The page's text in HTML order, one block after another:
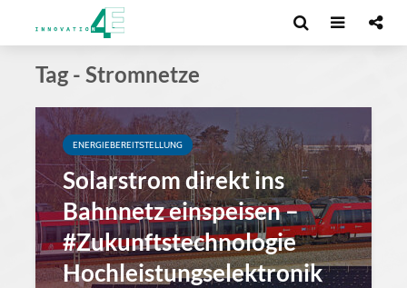
Tag - Stromnetze
ENERGIEBEREITSTELLUNG
Solarstrom direkt ins
Bahnnetz einspeisen –
#Zukunftstechnologie
Hochleistungselektronik